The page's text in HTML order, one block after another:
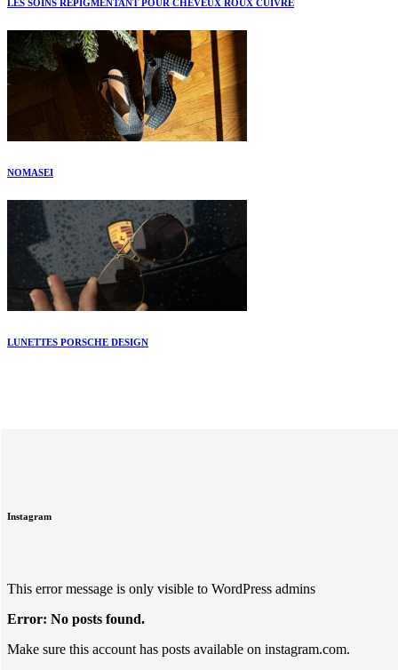
LES SOINS REPIGMENTANT POUR CHEVEUX ROUX CUIVRÉ
NOMASEI
LUNETTES PORSCHE DESIGN
Instagram
This error message is only visible to WordPress admins
Error: No posts found.
Make sure this account has posts available on instagram.com.